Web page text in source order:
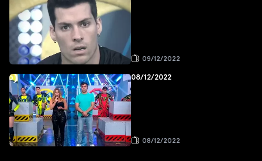
09/12/2022
08/12/2022
08/12/2022